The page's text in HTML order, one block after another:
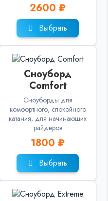
2600 ₽
Выбрать
Сноуборд
Comfort
Сноуборды для
комфортного, спокойного
катания, для начинающих
райдеров
1800 ₽
Выбрать